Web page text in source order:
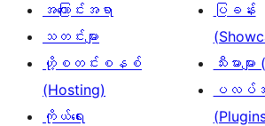
အကြောင်းအရာ
သတင်းများ
ဟို့စတင်းစနစ်
(Hosting)
ကိုယ်ရေး
ပြခန်း
သီးမားမျ
ပလပ်အ